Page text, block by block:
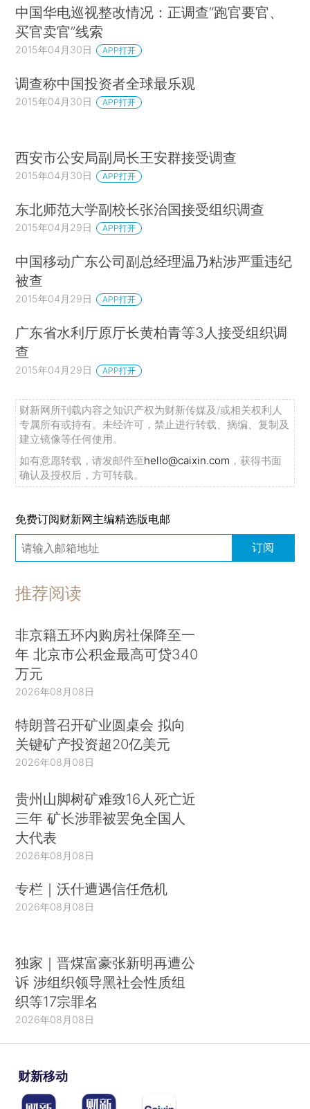
中国华电巡视整改情况：正调查“跑官要官、
买官卖官”线索
2015年04月30日 APP打开
调查称中国投资者全球最乐观
2015年04月30日 APP打开
西安市公安局副局长王安群接受调查
2015年04月30日 APP打开
东北师范大学副校长张治国接受组织调查
2015年04月29日 APP打开
中国移动广东公司副总经理温乃粘涉严重违纪
被查
2015年04月29日 APP打开
广东省水利厅原厅长黄柏青等3人接受组织调
查
2015年04月29日 APP打开
财新网所刊载内容之知识产权为财新传媒及/或相关权利人
专属所有或持有。未经许可，禁止进行转载、摘编、复制及
建立镜像等任何使用。
如有意愿转载，请发邮件至hello@caixin.com ，获得书面
确认及授权后，方可转载。
免费订阅财新网主编精选版电邮
订阅
推荐阅读
非京籍五环内购房社保降至一
年 北京市公积金最高可贷340
万元
2026年08月08日
特朗普召开矿业圆桌会 拟向
关键矿产投资超20亿美元
2026年08月08日
贵州山脚树矿难致16人死亡近
三年 矿长涉罪被罢免全国人
大代表
2026年08月08日
专栏｜沃什遭遇信任危机
2026年08月08日
独家｜晋煤富豪张新明再遭公
诉 涉组织领导黑社会性质组
织等17宗罪名
2026年08月08日
财新移动